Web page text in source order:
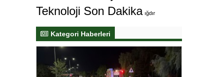
Teknoloji Son Dakika ığdır
Kategori Haberleri